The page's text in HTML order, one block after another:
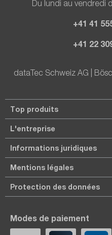
Du lundi au vendredi
+41 41
+41 22
dataTec Schweiz AG |
Top produits
L'entreprise
Informations juridiques
Mentions légales
Protection des données
Modes de paiement